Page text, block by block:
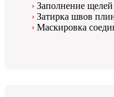
Заполнение
Затирка швов
Маскировка